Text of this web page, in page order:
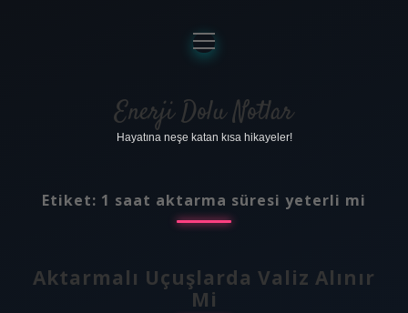
Anasayfa
Gizlilik Politikası
Yasal Uyarı
menüyü
aç
Enerji Dolu Notlar
Hayatına neşe katan kısa hikayeler!
Etiket: 1 saat aktarma süresi yeterli mi
Aktarmalı Uçuşlarda Valiz Alınır
Mi